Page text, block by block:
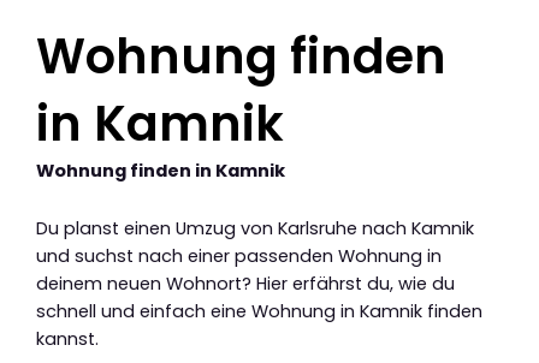
Wohnung finden
in Kamnik
Wohnung finden in Kamnik
Du planst einen Umzug von Karlsruhe nach Kamnik
und suchst nach einer passenden Wohnung in
deinem neuen Wohnort? Hier erfährst du, wie du
schnell und einfach eine Wohnung in Kamnik finden
kannst.